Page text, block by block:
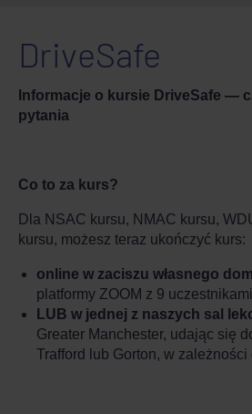
DriveSafe
Informacje o kursie DriveSafe —
pytania
Co to za kurs?
Dla NSAC kursu, NMAC kursu,
kursu, możesz teraz ukończyć kurs:
online w zaciszu własnego
platformy ZOOM z 9
LUB w jednej z naszych sal
Greater Manchester, udając się
Trafford lub Gorton, w